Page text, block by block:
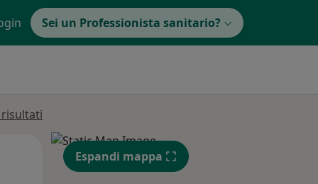
Sei un Professionista sanitario?
Gio, Ven,
14 Ago
Espandi mappa